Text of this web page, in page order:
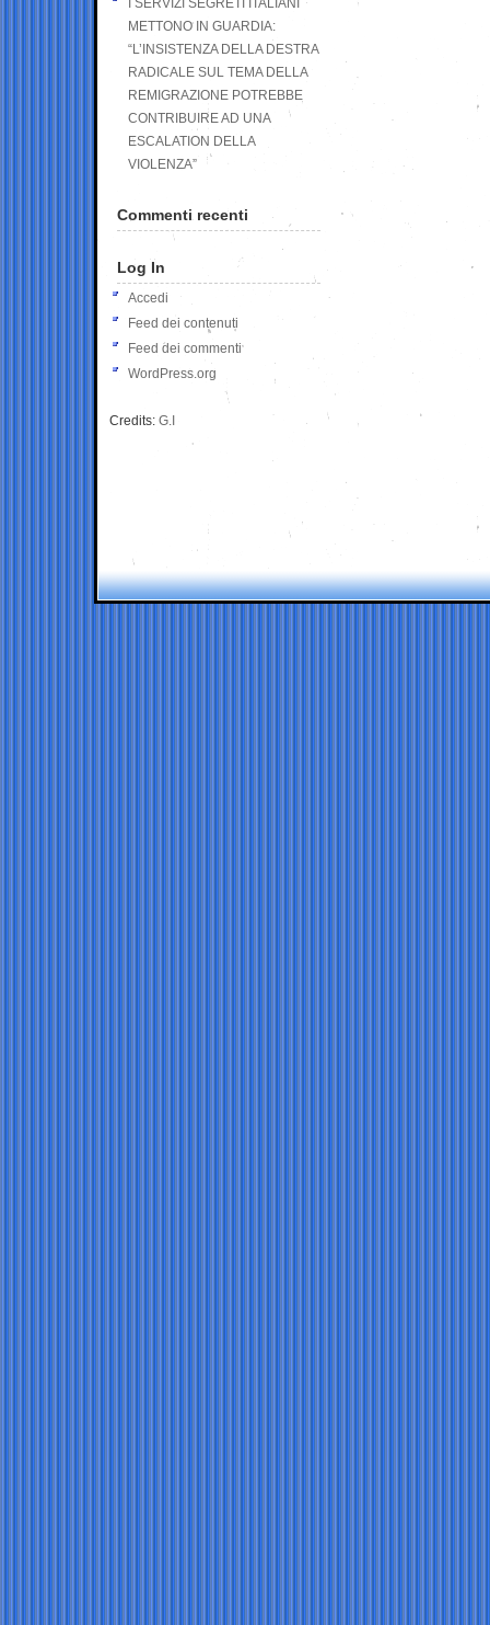
I SERVIZI SEGRETI ITALIANI
METTONO IN GUARDIA:
“L’INSISTENZA DELLA DESTRA
RADICALE SUL TEMA DELLA
REMIGRAZIONE POTREBBE
CONTRIBUIRE AD UNA
ESCALATION DELLA
VIOLENZA”
Commenti recenti
Log In
Accedi
Feed dei contenuti
Feed dei commenti
WordPress.org
Credits: G.I